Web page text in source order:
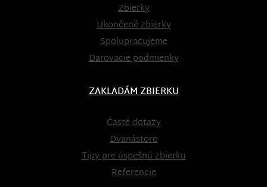
Zbierky
Ukončené zbierky
Spolupracujeme
Darovacie podmienky
ZAKLADÁM ZBIERKU
Časté dotazy
Dvanástoro
Tipy pre úspešnú zbierku
Referencie